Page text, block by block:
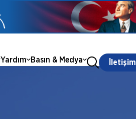
Yardım Basın & Medya